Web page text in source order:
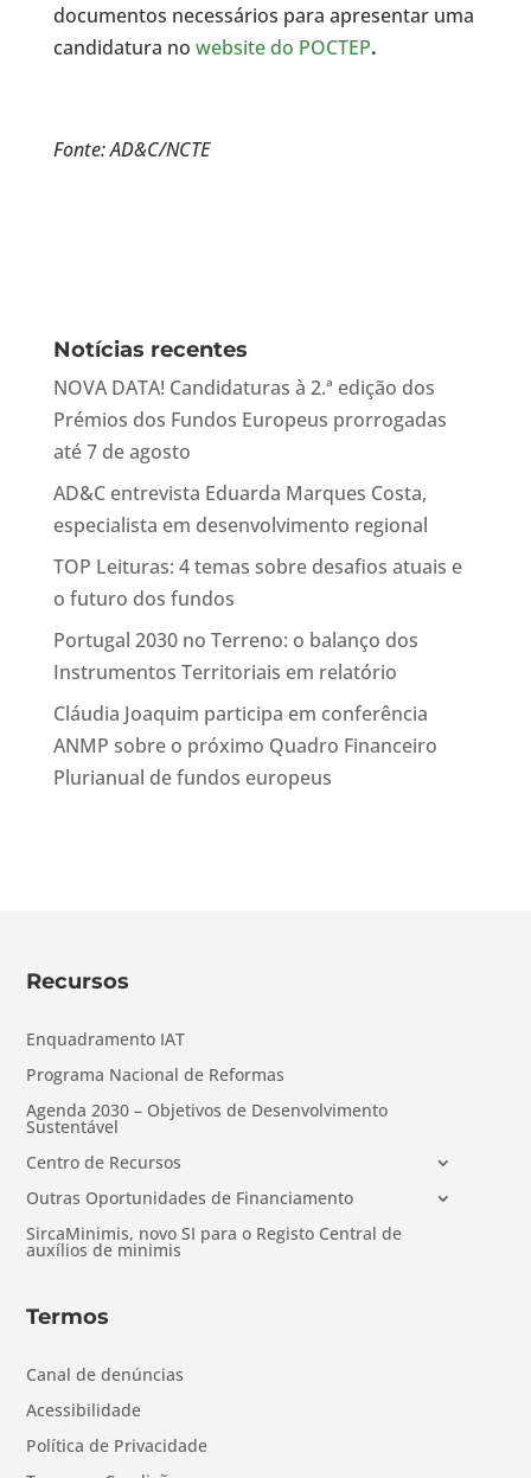
documentos necessários para apresentar uma
candidatura no website do POCTEP.
Fonte: AD&C/NCTE
Notícias recentes
NOVA DATA! Candidaturas à 2.ª edição dos
Prémios dos Fundos Europeus prorrogadas
até 7 de agosto
AD&C entrevista Eduarda Marques Costa,
especialista em desenvolvimento regional
TOP Leituras: 4 temas sobre desafios atuais e
o futuro dos fundos
Portugal 2030 no Terreno: o balanço dos
Instrumentos Territoriais em relatório
Cláudia Joaquim participa em conferência
ANMP sobre o próximo Quadro Financeiro
Plurianual de fundos europeus
Recursos
Enquadramento IAT
Programa Nacional de Reformas
Agenda 2030 – Objetivos de Desenvolvimento
Sustentável
Centro de Recursos
Outras Oportunidades de Financiamento
SircaMinimis, novo SI para o Registo Central de
auxílios de minimis
Termos
Canal de denúncias
Acessibilidade
Política de Privacidade